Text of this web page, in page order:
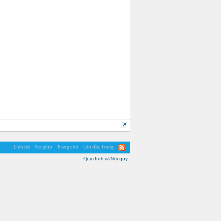
Liên hệ Trợ giúp Trang chủ Lên đầu trang
Quy định và Nội quy